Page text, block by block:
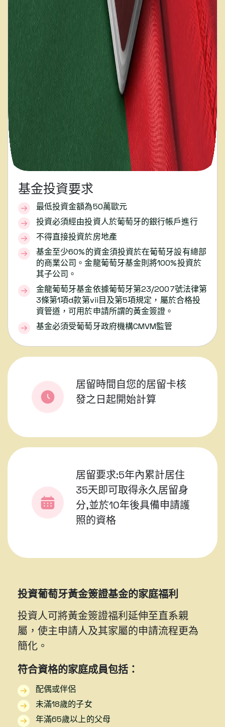
基金投資要求
最低投資金額為50萬歐元
投資必須經由投資人於葡萄牙的銀行帳戶進行
不得直接投資於房地產
基金至少60%的資金須投資於在葡萄牙設有總部
的商業公司。金龍葡萄牙基金則將100%投資於
其子公司。
金龍葡萄牙基金依據葡萄牙第23/2007號法律第
3條第1項d款第vii目及第5項規定，屬於合格投
資管道，可用於申請所謂的黃金簽證。
基金必須受葡萄牙政府機構CMVM監管
居留時間自您的居留卡核
發之日起開始計算
居留要求:5年內累計居住
35天即可取得永久居留身
分,並於10年後具備申請護
照的資格
投資葡萄牙黃金簽證基金的家庭福利
投資人可將黃金簽證福利延伸至直系親
屬，使主申請人及其家屬的申請流程更為
簡化。
符合資格的家庭成員包括：
配偶或伴侶
未滿18歲的子女
年滿65歲以上的父母